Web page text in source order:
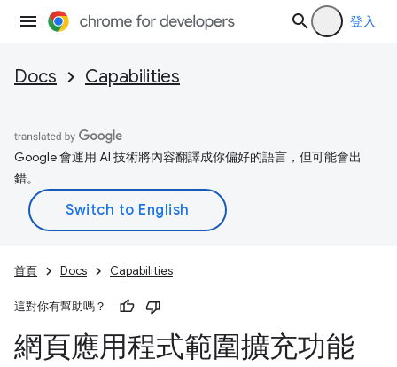
登入
Docs Capabilities
Google 會運用 AI 技術將內容翻譯成你偏好的語言，但可能會出
錯。
首頁 Docs Capabilities
這對你有幫助嗎？
網頁應用程式範圍擴充功能